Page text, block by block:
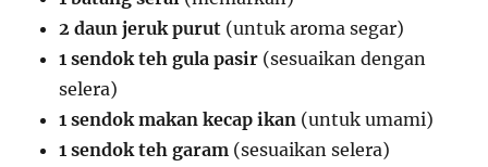
2 daun jeruk purut (untuk aroma segar)
1 sendok teh gula pasir (sesuaikan dengan
selera)
1 sendok makan kecap ikan (untuk umami)
1 sendok teh garam (sesuaikan selera)